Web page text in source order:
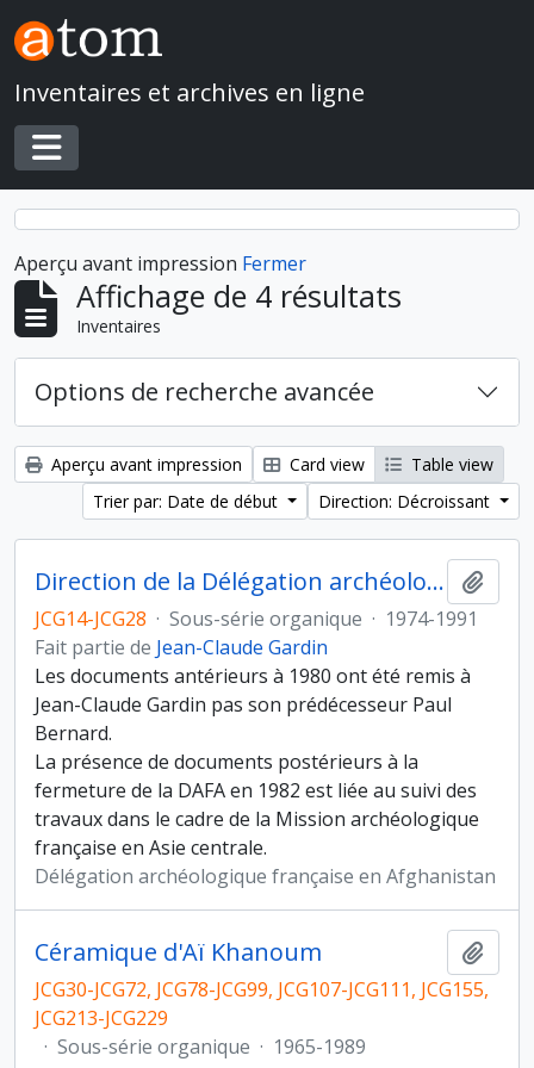
Skip to main content
Inventaires et archives en ligne
Toggle navigation
Aperçu avant impression Fermer
Affichage de 4 résultats
Inventaires
Options de recherche avancée
Aperçu avant impression Card view
Table view
Trier par: Date de début
Direction: Décroissant
Direction de la Délégation archéologique française en Afghanistan entre 1980 et 1982
JCG14-JCG28 · Sous-série organique · 1974-1991
Fait partie de Jean-Claude Gardin
Les documents antérieurs à 1980 ont été remis à
Jean-Claude Gardin pas son prédécesseur Paul
Bernard.
La présence de documents postérieurs à la
fermeture de la DAFA en 1982 est liée au suivi des
travaux dans le cadre de la Mission archéologique
française en Asie centrale.
Délégation archéologique française en Afghanistan
Céramique d'Aï Khanoum
JCG30-JCG72, JCG78-JCG99, JCG107-JCG111, JCG155,
JCG213-JCG229
· Sous-série organique · 1965-1989